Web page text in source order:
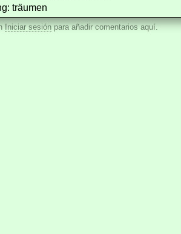
träumen
Iniciar sesiónpara añadir comentarios aquí.